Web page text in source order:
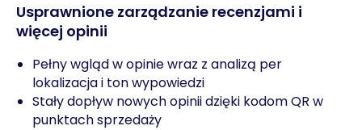
Usprawnione zarządzanie recenzjami i
więcej opinii
Pełny wgląd w opinie wraz z analizą per
lokalizacja i ton wypowiedzi
Stały dopływ nowych opinii dzięki kodom QR w
punktach sprzedaży